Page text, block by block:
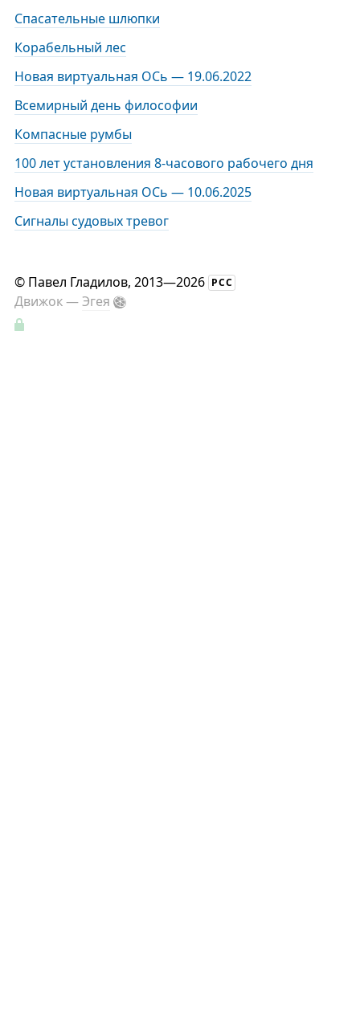
Спасательные шлюпки
Корабельный лес
Новая виртуальная ОСь — 19.06.2022
Всемирный день философии
Компасные румбы
100 лет установления 8-часового рабочего дня
Новая виртуальная ОСь — 10.06.2025
Сигналы судовых тревог
© Павел Гладилов, 2013—2026 РСС
Движок —Эгея